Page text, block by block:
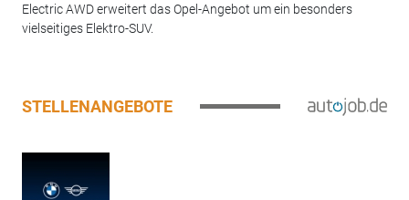
Electric AWD erweitert das Opel-Angebot um ein besonders
vielseitiges Elektro-SUV.
STELLENANGEBOTE